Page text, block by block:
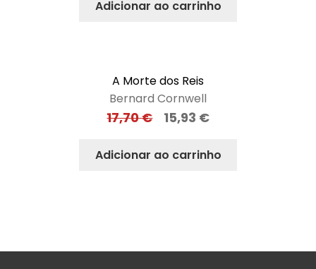
Adicionar ao carrinho
A Morte dos Reis
Bernard Cornwell
17,70€ 15,93 €
Adicionar ao carrinho